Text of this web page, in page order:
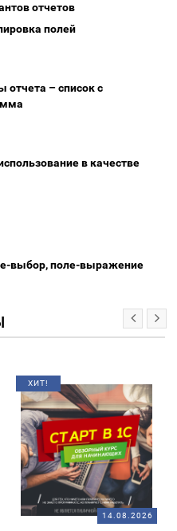
отчетов
полей
отчета – список с
в качестве
выбор, поле-выражение
ХИТ!
14.08.2026